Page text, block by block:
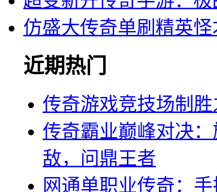
仿盛大传奇单刷精英
近期热门
传奇游戏竞技场制
传奇霸业巅峰对决
敌，问鼎王者
网通单职业传奇：